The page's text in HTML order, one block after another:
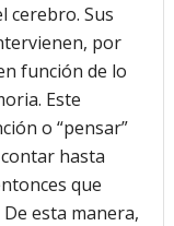
cerebro. Sus
por
función de lo
Este
o “pensar”
hasta
que
esta manera,